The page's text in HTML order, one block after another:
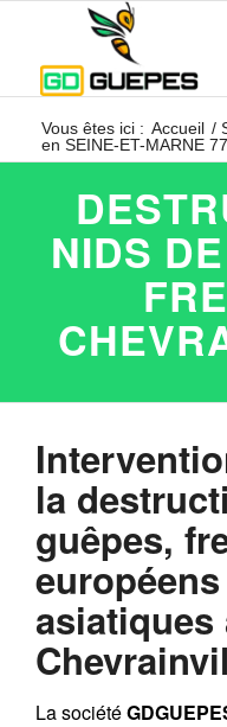
Vous êtes ici : Accueil /
en SEINE-ET-MARNE 77
NIDS
la
guêpes,
asiatiques
La société